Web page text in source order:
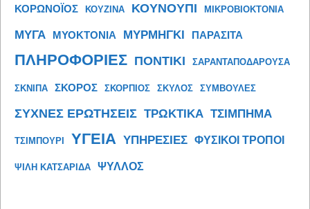
ΚΟΡΩΝΟΪΟΣ ΚΟΥΖΙΝΑ ΚΟΥΝΟΥΠΙ ΜΙΚΡΟΒΙΟΚΤΟΝΙΑ
ΜΥΓΑ ΜΥΟΚΤΟΝΙΑ ΜΥΡΜΗΓΚΙ ΠΑΡΑΣΙΤΑ
ΠΛΗΡΟΦΟΡΙΕΣ ΠΟΝΤΙΚΙ ΣΑΡΑΝΤΑΠΟΔΑΡΟΥΣΑ
ΣΚΝΙΠΑ ΣΚΟΡΟΣ ΣΚΟΡΠΙΟΣ ΣΚΥΛΟΣ ΣΥΜΒΟΥΛΕΣ
ΣΥΧΝΕΣ ΕΡΩΤΗΣΕΙΣ ΤΡΩΚΤΙΚΑ ΤΣΙΜΠΗΜΑ
ΤΣΙΜΠΟΥΡΙ ΥΓΕΙΑ ΥΠΗΡΕΣΙΕΣ ΦΥΣΙΚΟΙ ΤΡΟΠΟΙ
ΨΙΛΗ ΚΑΤΣΑΡΙΔΑ ΨΥΛΛΟΣ